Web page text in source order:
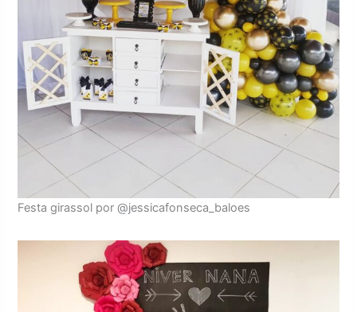
Festa girassol por @jessicafonseca_baloes